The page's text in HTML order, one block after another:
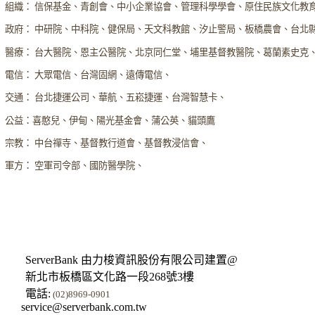
組織： 信保基金、青創會、中小企業協會、管理科學學會、原住民族文化教
政府： 中研院、中科院、健保局、天文科教館、汐止警局、板橋農會、台北
醫療： 台大醫院、恩主公醫院、北京同仁堂、埔里基督教醫院、葛蘭素史克
電信： 大眾電信、台灣固網、遠傳電信、
交通： 台北捷運公司、華航、五崧捷運、台灣智慧卡、
公益：喜憨兒、伊甸、陽光基金會、蒲公英、貓頭鷹
宗教： 中台禪寺、基督教行道會、基督教浸信會、
軍方： 空軍司令部、國防醫學院、
ServerBank 由力梭資訊股份有限公司建置@
新北市板橋區文化路一段268號3樓
電話: (02)8969-0901
service@serverbank.com.tw